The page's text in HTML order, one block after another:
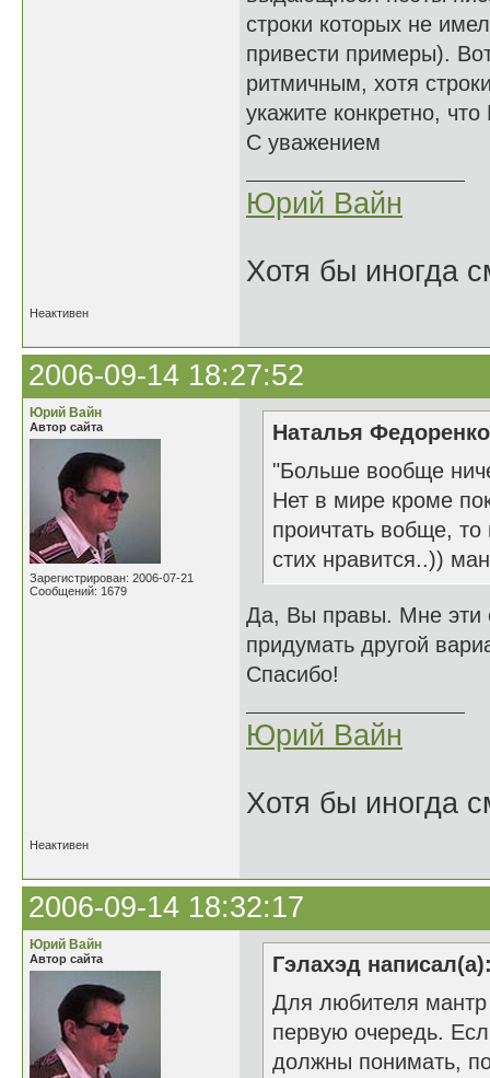
строки которых не
привести примеры).
ритмичным, хотя
укажите конкретно,
С уважением
Юрий Вайн
Хотя бы иногда
Неактивен
2006-09-14 18:27:52
Юрий Вайн
Автор сайта
Зарегистрирован: 2006-07-21
Сообщений: 1679
Наталья
"Больше вообще
Нет в мире кроме
проичтать вобще,
стих нравится..))
Да, Вы правы. Мне эти
придумать другой
Спасибо!
Юрий Вайн
Хотя бы иногда
Неактивен
2006-09-14 18:32:17
Юрий Вайн
Автор сайта
Гэлахэд
Для любителя мантр
первую очередь.
должны понимать,